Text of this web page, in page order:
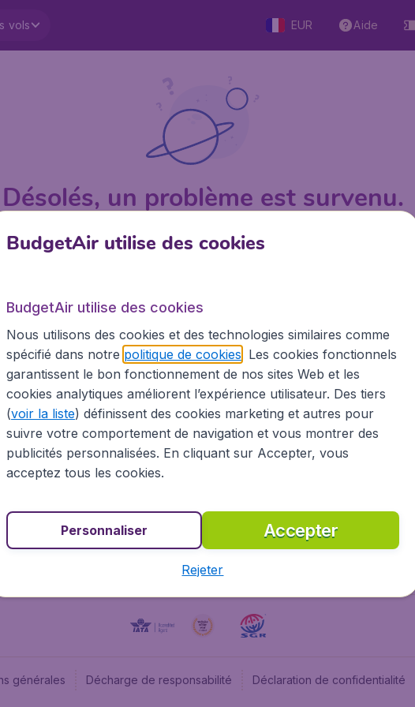
vols EUR Aide
Désolés, un problème est survenu.
BudgetAir.fr
À propos
Information Légale
Carrières
Devenez partenaire
Vols pas chers
Sites
BudgetAir.es
BudgetAir.it
générales Décharge de responsabilité Déclaration de confidentialité
BudgetAir utilise des cookies
BudgetAir utilise des cookies
Nous utilisons des cookies et des technologies similaires comme
spécifié dans notre politique de cookies . Les cookies fonctionnels
garantissent le bon fonctionnement de nos sites Web et les
cookies analytiques améliorent l’expérience utilisateur. Des tiers
(voir la liste) définissent des cookies marketing et autres pour
suivre votre comportement de navigation et vous montrer des
publicités personnalisées. En cliquant sur Accepter, vous
acceptez tous les cookies.
Accepter
Personnaliser
Rejeter